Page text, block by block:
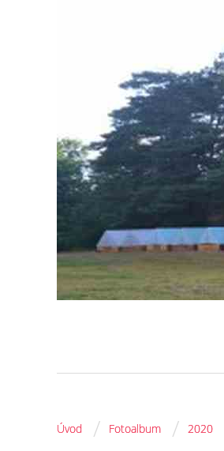
Úvod / Fotoalbum / 2020